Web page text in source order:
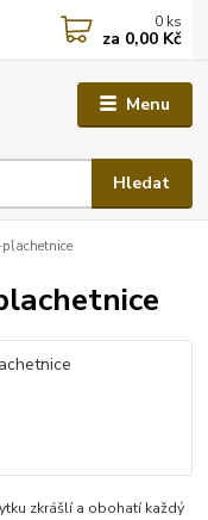
Menu
Hledat
0 ks
za 0,00 Kč
zkrášlí a obohatí každý